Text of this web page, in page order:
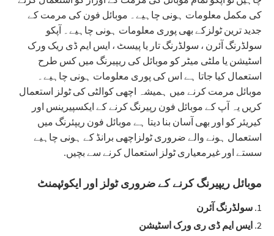
کی مکمل معلومات ہونی چاہیے۔ موبائل فون کی مرمت کے
جدید ترین ٹولزکے بھی پوری معلومات ہونی چاہیے۔ آپکو
سولڈرنگ آئرن ، سولڈرنگ تار یا پیسٹ ، ایس ایم ڈی ریک ورک
اسٹیشن یا ملٹی میٹر کو موبائل کی ریپیرنگ میں کس طرح
استعمال کیا جاتا ہے اس کی پوری معلومات ہونی چاہیے۔
موبائل مرمت کرنے میں ہمیشہ اچھی کوالٹی کی ٹولز استعمال
کریں یہ آپ کے موبائل فون رپیرنگ کرنے کے ایکسپیرینس اور
کیریئر کو اور بھی آسان بنا دیتا ہے موبائل فون ریپئرنگ میں
استعمال ہونے والے ضروری ٹولزاچھی برانڈ کے ہونی چاہیے
سستے اور غیرمعیاری ٹولز استعمال کرنے سے بچیں.
موبائل ریپیرنگ کرنے کے ضروری ٹولز اور ایکوئپمنٹ
سولڈرنگ آئرن
ایس ایم ڈی ری ورک اسٹیشن